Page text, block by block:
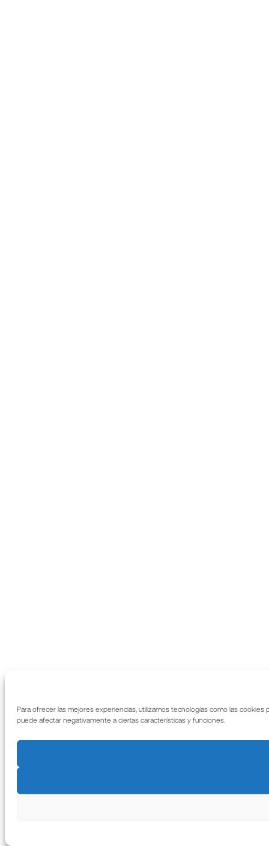
Para ofrecer las mejores experiencias, utilizamos tecnologías como las
puede afectar negativamente a ciertas características y funciones.